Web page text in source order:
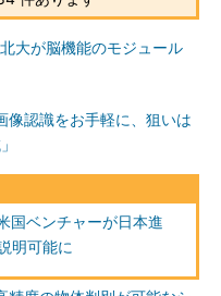
大が脳機能のモジュール
像認識をお手軽に、狙いは
国ベンチャーが日本進
明可能に